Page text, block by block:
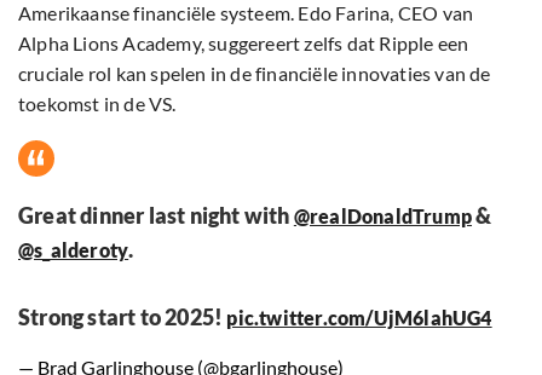
Amerikaanse financiële systeem. Edo Farina, CEO van
Alpha Lions Academy, suggereert zelfs dat Ripple een
cruciale rol kan spelen in de financiële innovaties van de
toekomst in de VS.
Great dinner last night with @realDonaldTrump&
@s_alderoty.
Strong start to 2025! pic.twitter.com/UjM6lahUG4
— Brad Garlinghouse (@bgarlinghouse)